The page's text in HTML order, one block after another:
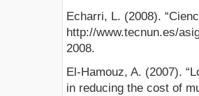
Echarri, L. (2008).
http://www.tecnun.es/
2008.
El-Hamouz, A. (2007).
in reducing the cost of